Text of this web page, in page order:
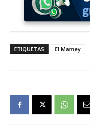
ETIQUETAS El Mamey